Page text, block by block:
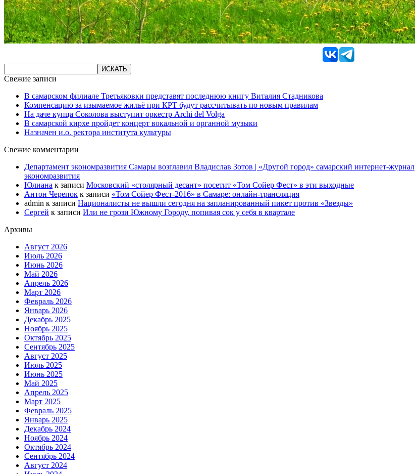
Свежие записи
В самарском филиале Третьяковки представят последнюю книгу Виталия Стадникова
Компенсацию за изымаемое жильё при КРТ будут рассчитывать по новым правилам
На даче купца Соколова выступит оркестр Archi del Volga
В самарской кирхе пройдет концерт вокальной и органной музыки
Назначен и.о. ректора института культуры
Свежие комментарии
Департамент экономразвития Самары возглавил Владислав Зотов | «Другой город» самарский интернет-журнал
экономразвития
Юлиана к записи Московский «столярный десант» посетит «Том Сойер Фест» в эти выходные
Антон Черепок к записи «Том Сойер Фест-2016» в Самаре: онлайн-трансляция
admin к записи Националисты не вышли сегодня на запланированный пикет против «Звезды»
Сергей к записи Или не грози Южному Городу, попивая сок у себя в квартале
Архивы
Август 2026
Июль 2026
Июнь 2026
Май 2026
Апрель 2026
Март 2026
Февраль 2026
Январь 2026
Декабрь 2025
Ноябрь 2025
Октябрь 2025
Сентябрь 2025
Август 2025
Июль 2025
Июнь 2025
Май 2025
Апрель 2025
Март 2025
Февраль 2025
Январь 2025
Декабрь 2024
Ноябрь 2024
Октябрь 2024
Сентябрь 2024
Август 2024